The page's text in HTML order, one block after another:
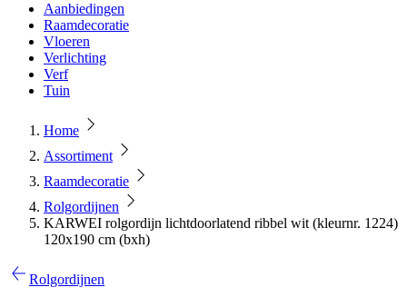
Aanbiedingen
Raamdecoratie
Vloeren
Verlichting
Verf
Tuin
Home
Assortiment
Raamdecoratie
Rolgordijnen
KARWEI rolgordijn lichtdoorlatend ribbel wit (kleurnr. 1224)
120x190 cm (bxh)
Rolgordijnen